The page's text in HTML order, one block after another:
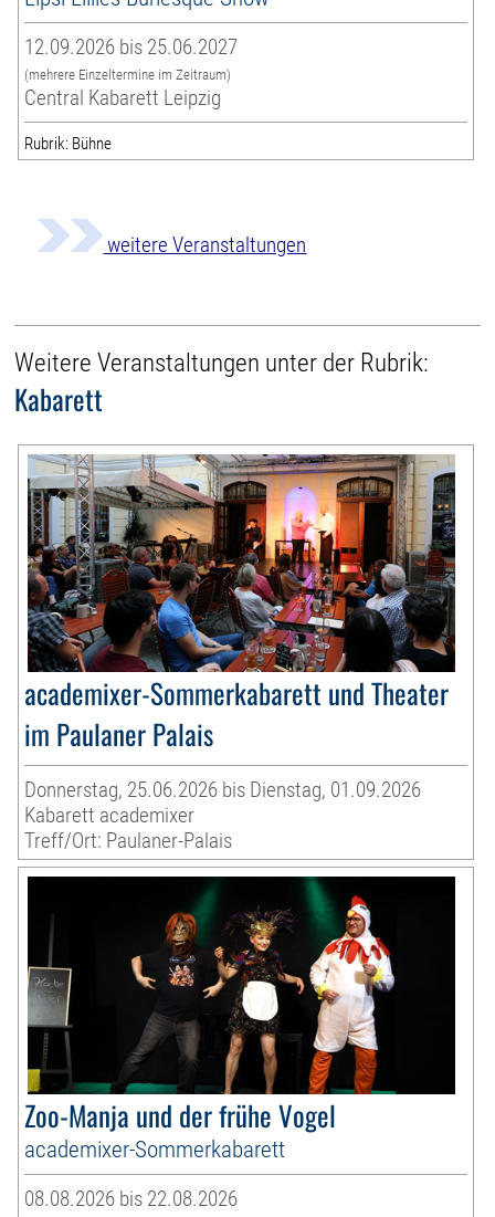
12.09.2026 bis 25.06.2027
(mehrere Einzeltermine im Zeitraum)
Central Kabarett Leipzig
Rubrik: Bühne
weitere Veranstaltungen
Weitere Veranstaltungen unter der Rubrik:
Kabarett
academixer-Sommerkabarett und Theater
im Paulaner Palais
Donnerstag, 25.06.2026 bis Dienstag, 01.09.2026
Kabarett academixer
Treff/Ort: Paulaner-Palais
Zoo-Manja und der frühe Vogel
academixer-Sommerkabarett
08.08.2026 bis 22.08.2026